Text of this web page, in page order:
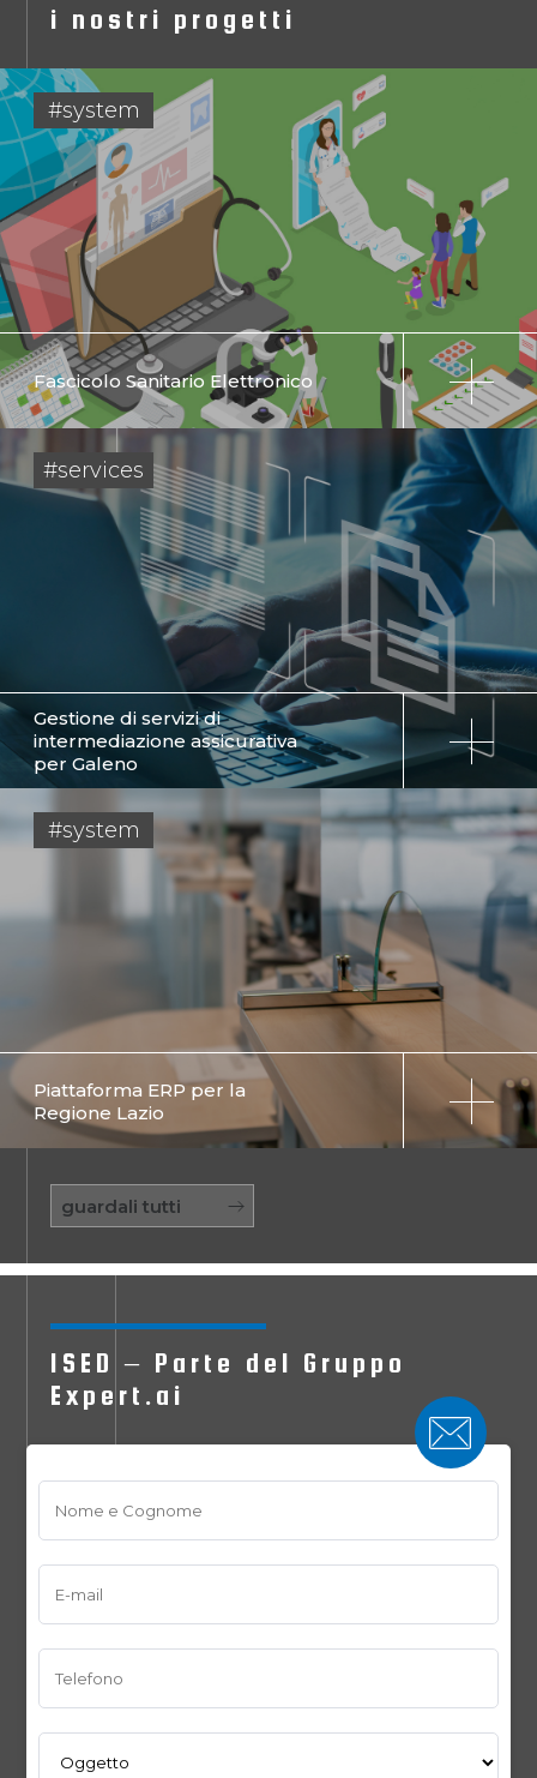
i nostri progetti
#system
Fascicolo Sanitario Elettronico
#services
Gestione di servizi di
intermediazione assicurativa
per Galeno
#system
Piattaforma ERP per la
Regione Lazio
guardali tutti
ISED – Parte del Gruppo
Expert.ai